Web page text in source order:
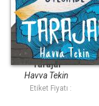
Denizler Ötesinde
Tarajar
Havva Tekin
Etiket Fiyatı :